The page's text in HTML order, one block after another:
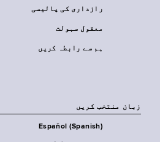
رازداری کی پالیسی
معقول سہولت
ہم سے رابطہ کریں
زبان منتخب کریں
Español (Spanish)